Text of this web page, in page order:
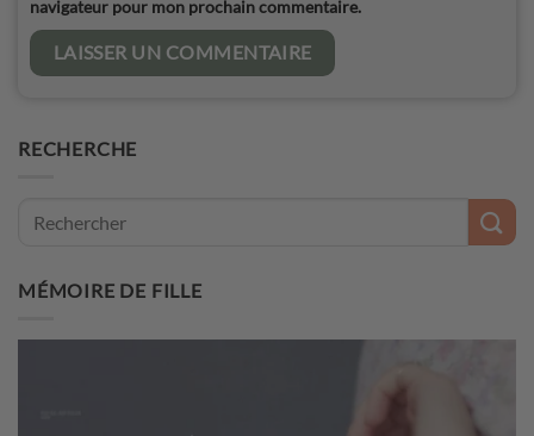
navigateur pour mon prochain commentaire.
RECHERCHE
MÉMOIRE DE FILLE